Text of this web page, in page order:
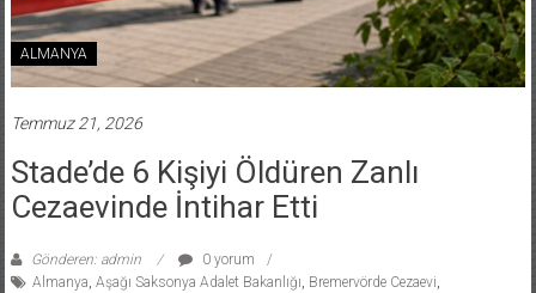
ALMANYA
Temmuz 21, 2026
Stade’de 6 Kişiyi Öldüren Zanlı
Cezaevinde İntihar Etti
Gönderen: admin
0 yorum
Almanya Aşağı Saksonya Adalet Bakanlığı Bremervörde Cezaevi